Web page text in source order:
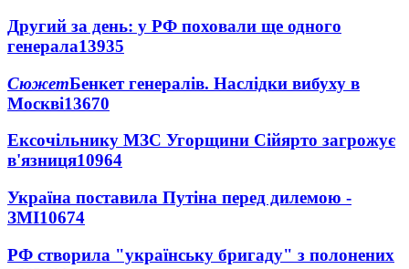
Другий за день: у РФ поховали ще одного
генерала13935
СюжетБенкет генералів. Наслідки вибуху в
Москві13670
Ексочільнику МЗС Угорщини Сійярто загрожує
в'язниця10964
Україна поставила Путіна перед дилемою -
ЗМІ10674
РФ створила "українську бригаду" з полонених